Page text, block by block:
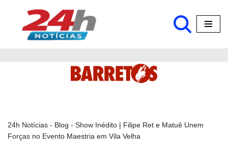
Pular
24h Notícias - Blog - Show Inédito | Filipe Ret e Matuê Unem
Forças no Evento Maestria em Vila Velha